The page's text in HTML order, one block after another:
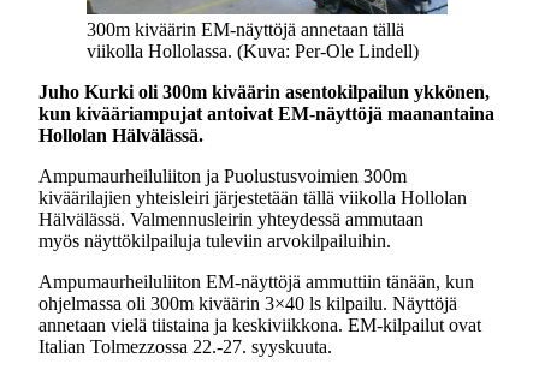
300m kiväärin EM-näyttöjä annetaan tällä
viikolla Hollolassa. (Kuva: Per-Ole Lindell)
Juho Kurki oli 300m kiväärin asentokilpailun ykkönen,
kun kivääriampujat antoivat EM-näyttöjä maanantaina
Hollolan Hälvälässä.
Ampumaurheiluliiton ja Puolustusvoimien 300m
kiväärilajien yhteisleiri järjestetään tällä viikolla Hollolan
Hälvälässä. Valmennusleirin yhteydessä ammutaan
myös näyttökilpailuja tuleviin arvokilpailuihin.
Ampumaurheiluliiton EM-näyttöjä ammuttiin tänään, kun
ohjelmassa oli 300m kiväärin 3×40 ls kilpailu. Näyttöjä
annetaan vielä tiistaina ja keskiviikkona. EM-kilpailut ovat
Italian Tolmezzossa 22.-27. syyskuuta.